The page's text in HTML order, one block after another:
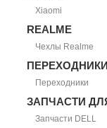
Xiaomi
REALME
Чехлы Realme
ПЕРЕХОДНИКИ
Переходники
ЗАПЧАСТИ
Запчасти DELL